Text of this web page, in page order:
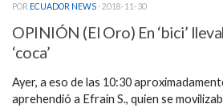
POR ECUADOR NEWS · 2018-11-30
OPINIÓN (El Oro) En ‘bici’
‘coca’
Ayer, a eso de las 10:30
aprehendió a Efraín S., quien se